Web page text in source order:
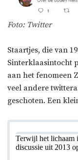
Foto: Twitter
Staartjes, die van
Sinterklaasintocht
aan het fenomeen
veel andere
geschoten. Een
Terwijl het lichaam
discussie uit 2013